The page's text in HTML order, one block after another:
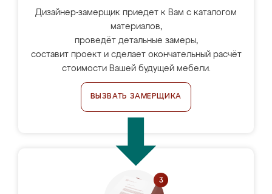
Дизайнер-замерщик приедет к Вам с каталогом
материалов,
проведёт детальные замеры,
составит проект и сделает окончательный расчёт
стоимости Вашей будущей мебели.
ВЫЗВАТЬ ЗАМЕРЩИКА